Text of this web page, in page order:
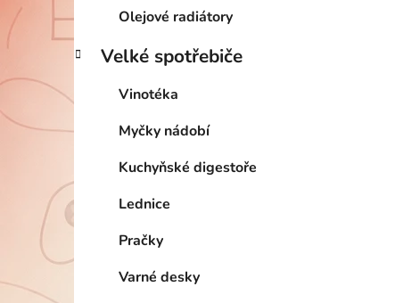
Olejové radiátory
Velké spotřebiče
Vinotéka
Myčky nádobí
Kuchyňské digestoře
Lednice
Pračky
Varné desky